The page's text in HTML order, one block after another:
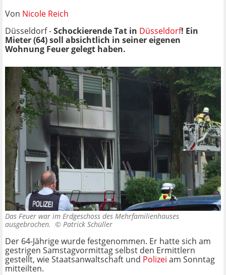
Von Nicole Reich
Düsseldorf -Schockierende Tat in Düsseldorf! Ein
Mieter (64) soll absichtlich in seiner eigenen
Wohnung Feuer gelegt haben.
Das Feuer war im Erdgeschoss des Mehrfamilienhauses
ausgebrochen. © Patrick Schüller
Der 64-Jährige wurde festgenommen. Er hatte sich am
gestrigen Samstagvormittag selbst den Ermittlern
gestellt, wie Staatsanwaltschaft und Polizei am Sonntag
mitteilten.